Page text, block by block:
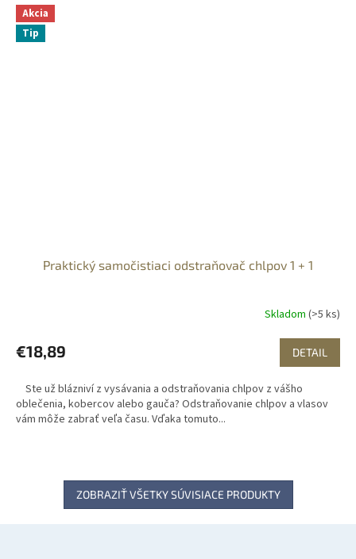
Akcia
Tip
Praktický samočistiaci odstraňovač chlpov 1 + 1
Skladom (>5 ks)
€18,89 DETAIL
Ste už blázniví z vysávania a odstraňovania chlpov z vášho
oblečenia, kobercov alebo gauča? Odstraňovanie chlpov a vlasov
vám môže zabrať veľa času. Vďaka tomuto...
ZOBRAZIŤ VŠETKY SÚVISIACE PRODUKTY